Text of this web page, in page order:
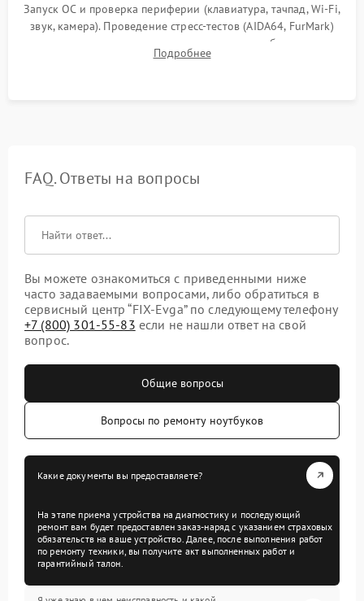
Запуск ОС и проверка периферии (клавиатура, тачпад, Wi-Fi,
звук, камера). Проведение стресс-тестов (AIDA64, FurMark)
для контроля температурного режима и стабильности
системы под пиковой нагрузкой.
Подробнее
FAQ. Ответы на вопросы
Вы можете ознакомиться с приведенными ниже
часто задаваемыми вопросами, либо обратиться в
сервисный центр “FIX-Evga” по следующему телефону
+7 (800) 301-55-83 если не нашли ответ на свой
вопрос.
Общие вопросы
Вопросы по ремонту ноутбуков
Какие документы вы предоставляете?
На этапе приема устройства на диагностику и последующий
ремонт вам будет предоставлен заказ-наряд с указанием страховых
обязательств на ваше устройство. Далее, после выполнения работ
по ремонту техники, вы получите акт выполненных работ и
гарантийный талон.